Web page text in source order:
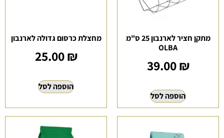
מתקן חציר לארנבון 25 ס"מ
OLBA
39.00₪
הוספה לסל
מחצלת כרסום גדולה לארנבון
25.00₪
הוספה לסל